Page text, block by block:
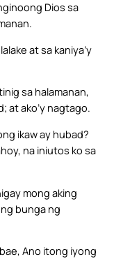
Dios sa
at sa kaniya’y
sa halamanan,
at ako’y nagtago.
ikaw ay hubad?
na iniutos ko sa
mong aking
bunga ng
Ano itong iyong